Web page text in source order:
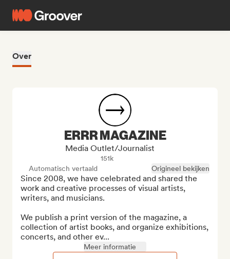
Over
ERRR MAGAZINE
Media Outlet/Journalist
151k
Automatisch vertaald
Origineel bekijken
Since 2008, we have celebrated and shared the
work and creative processes of visual artists,
writers, and musicians.
We publish a print version of the magazine, a
collection of artist books, and organize exhibitions,
concerts, and other ev...
Meer informatie